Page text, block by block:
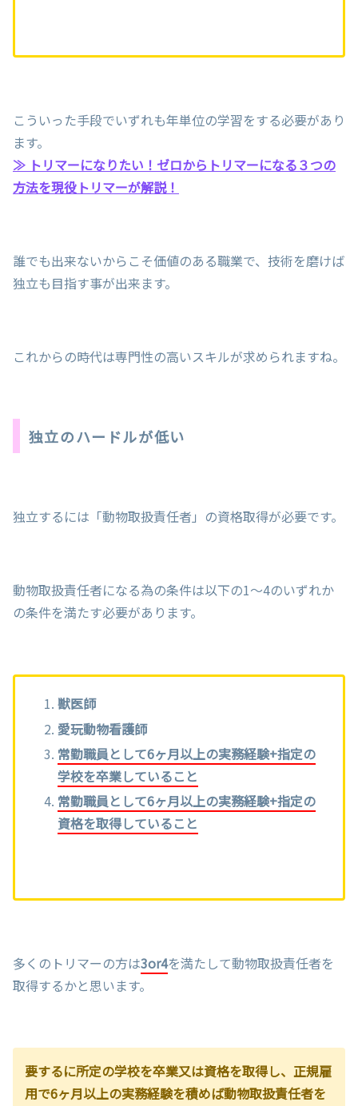
こういった手段でいずれも年単位の学習をする必要があり
ます。
≫ トリマーになりたい！ゼロからトリマーになる３つの
方法を現役トリマーが解説！
誰でも出来ないからこそ価値のある職業で、技術を磨けば
独立も目指す事が出来ます。
これからの時代は専門性の高いスキルが求められますね。
独立のハードルが低い
独立するには「動物取扱責任者」の資格取得が必要です。
動物取扱責任者になる為の条件は以下の1～4のいずれか
の条件を満たす必要があります。
獣医師
愛玩動物看護師
常勤職員として6ヶ月以上の実務経験+指定の
学校を卒業していること
常勤職員として6ヶ月以上の実務経験+指定の
資格を取得していること
多くのトリマーの方は3or4を満たして動物取扱責任者を
取得するかと思います。
要するに所定の学校を卒業又は資格を取得し、正規雇
用で6ヶ月以上の実務経験を積めば動物取扱責任者を